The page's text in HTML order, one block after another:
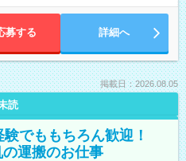
募する 詳細へ
掲載日：2026.08.05
読
でももちろん歓迎！
運搬のお仕事